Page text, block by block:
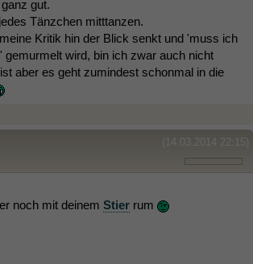
gut.
Tänzchen mitttanzen.
Kritik hin der Blick senkt und 'muss ich
gemurmelt wird, bin ich zwar auch nicht
aber es geht zumindest schonmal in die
(14.03.2014 22:15)
noch mit deinem Stier rum